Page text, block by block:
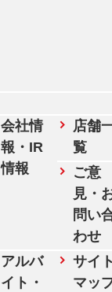
会社情
報・IR
情報
店舗
覧
ご意
見・
問い
わせ
アルバ
イト・
サイ
マッ